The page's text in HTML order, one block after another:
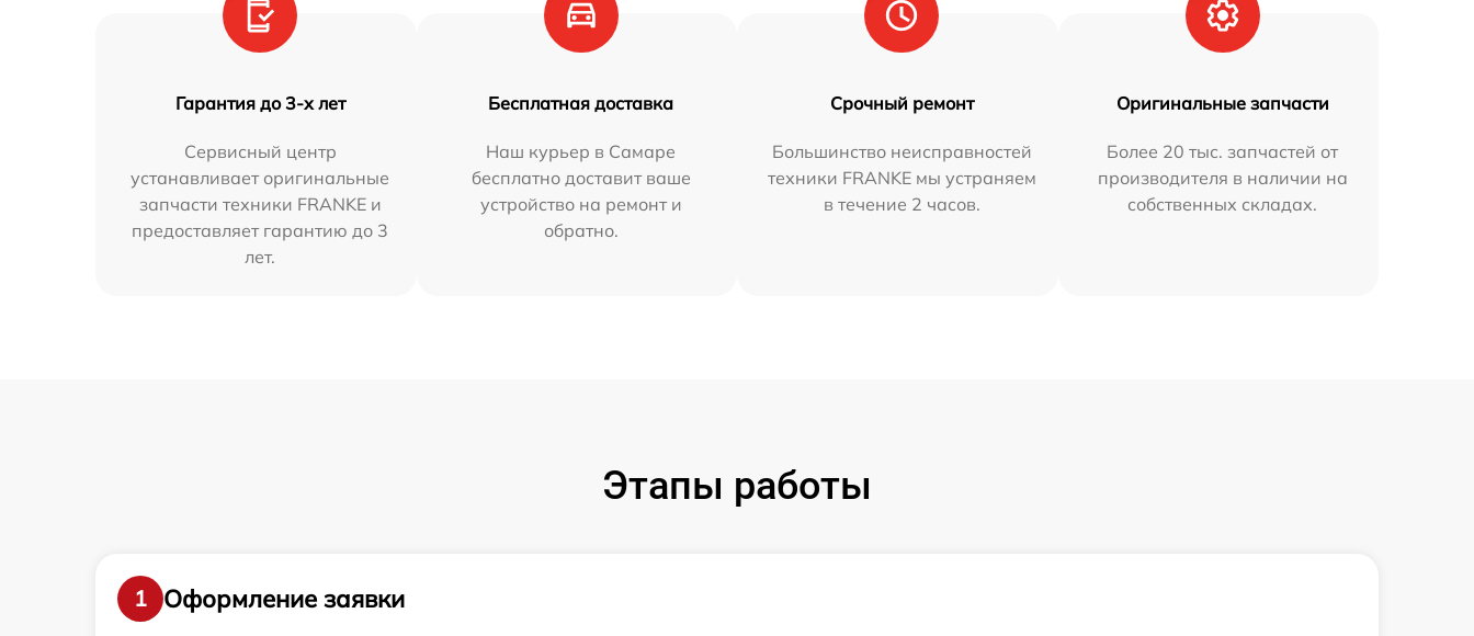
Гарантия до 3-х лет
Сервисный центр
устанавливает оригинальные
запчасти техники FRANKE и
предоставляет гарантию до 3
лет.
Бесплатная доставка
Наш курьер в Самаре
бесплатно доставит ваше
устройство на ремонт и
обратно.
Срочный ремонт
Большинство неисправностей
техники FRANKE мы устраняем
в течение 2 часов.
Оригинальные запчасти
Более 20 тыс. запчастей от
производителя в наличии на
собственных складах.
Этапы работы
1
Оформление заявки